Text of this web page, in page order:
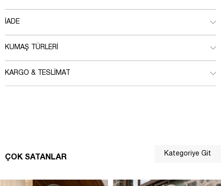
İADE
KUMAŞ TÜRLERI
KARGO & TESLIMAT
ÇOK SATANLAR
Kategoriye Git